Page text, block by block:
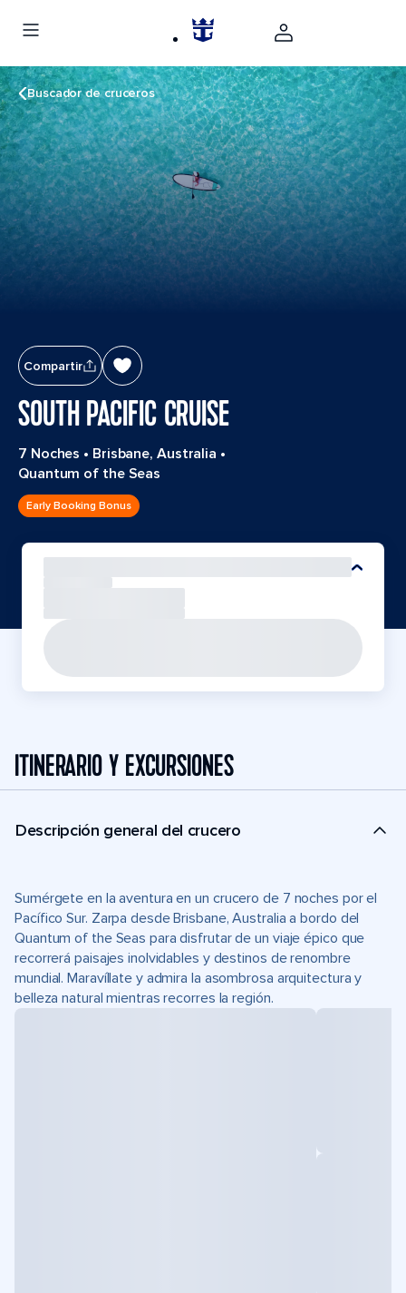
Buscador de cruceros
Compartir
SOUTH PACIFIC CRUISE
7 Noches • Brisbane, Australia •
Quantum of the Seas
Early Booking Bonus
ITINERARIO Y EXCURSIONES
Descripción general del crucero
Sumérgete en la aventura en un crucero de 7 noches por el
Pacífico Sur. Zarpa desde Brisbane, Australia a bordo del
Quantum of the Seas para disfrutar de un viaje épico que
recorrerá paisajes inolvidables y destinos de renombre
mundial. Maravíllate y admira la asombrosa arquitectura y
belleza natural mientras recorres la región.